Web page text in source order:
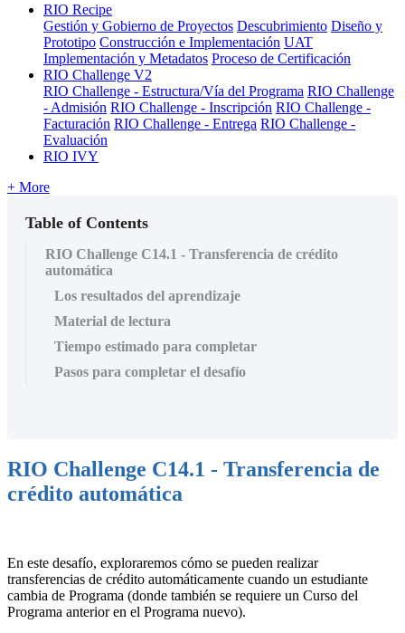
RIO Recipe
Gestión y Gobierno de Proyectos Descubrimiento Diseño y
Prototipo Construcción e Implementación UAT
Implementación y Metadatos Proceso de Certificación
RIO Challenge V2
RIO Challenge - Estructura/Vía del Programa RIO Challenge
- Admisión RIO Challenge - Inscripción RIO Challenge -
Facturación RIO Challenge - Entrega RIO Challenge -
Evaluación
RIO IVY
+ More
Table of Contents
RIO Challenge C14.1 - Transferencia de crédito
automática
Los resultados del aprendizaje
Material de lectura
Tiempo estimado para completar
Pasos para completar el desafío
RIO Challenge C14.1 - Transferencia de
crédito automática
En este desafío, exploraremos cómo se pueden realizar
transferencias de crédito automáticamente cuando un estudiante
cambia de Programa (donde también se requiere un Curso del
Programa anterior en el Programa nuevo).